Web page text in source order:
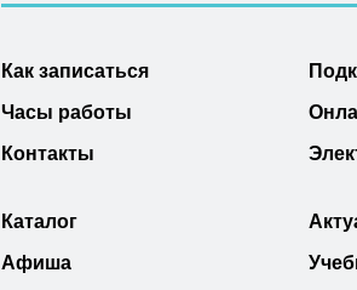
Как записаться
Часы работы
Контакты
Каталог
Афиша